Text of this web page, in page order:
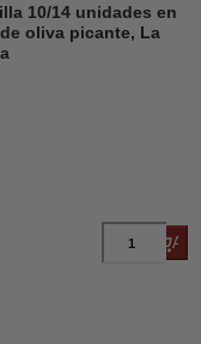
10/14 unidades en
oliva picante, La